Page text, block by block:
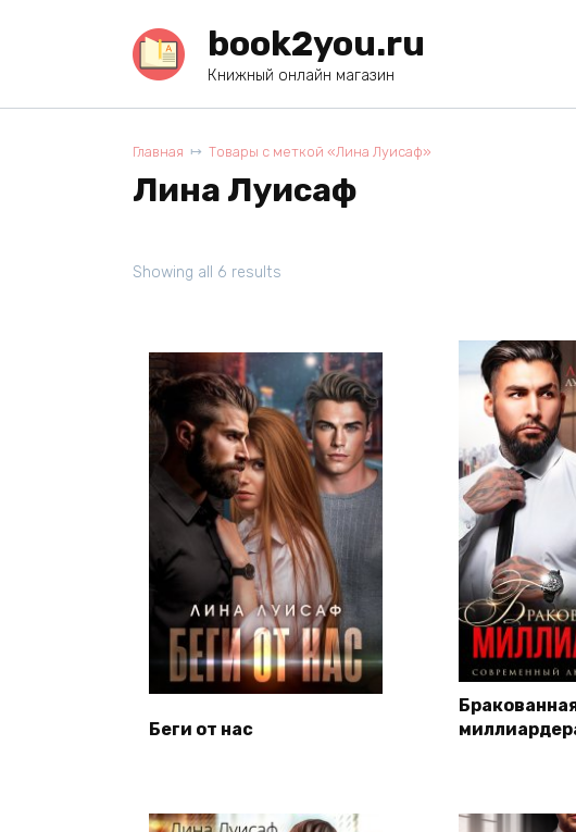
book2you.ru
Книжный онлайн магазин
Главная Товары с меткой «Лина Луисаф»
Лина Луисаф
Showing all 6 results
Беги от нас